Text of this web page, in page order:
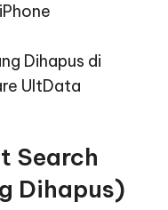
Dihapus di
UltData
Search
Dihapus)